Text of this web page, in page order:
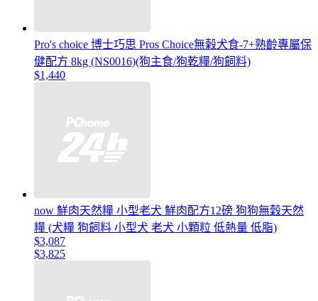
Pro's choice 博士巧思 Pros Choice無榖犬食-7+熟齡專屬保
健配方 8kg (NS0016)(狗主食/狗乾糧/狗飼料)
$1,440
now 鮮肉天然糧 小型老犬 鮮肉配方12磅 狗狗無穀天然
糧 (犬糧 狗飼料 小型犬 老犬 小顆粒 低熱量 低脂)
$3,087
$3,825